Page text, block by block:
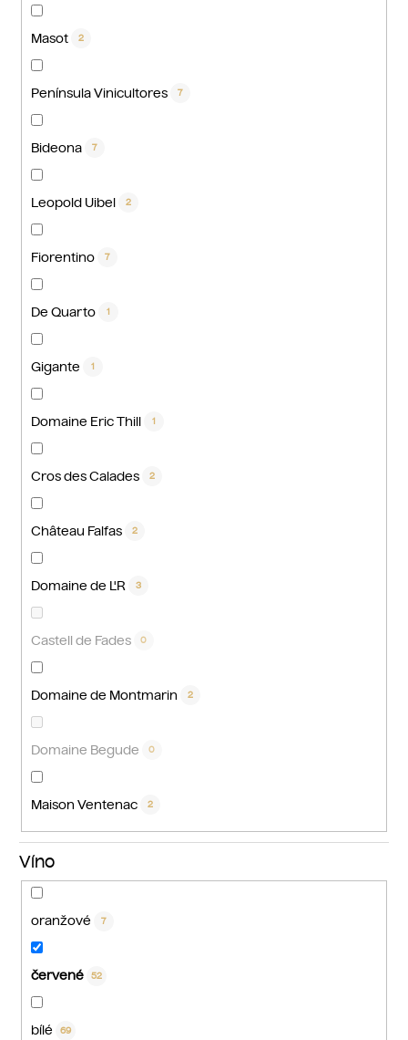
Masot 2
Península Vinicultores 7
Bideona 7
Leopold Uibel 2
Fiorentino 7
De Quarto 1
Gigante 1
Domaine Eric Thill 1
Cros des Calades 2
Château Falfas 2
Domaine de L'R 3
Castell de Fades 0
Domaine de Montmarin 2
Domaine Begude 0
Maison Ventenac 2
Víno
oranžové 7
červené 52
bílé 69